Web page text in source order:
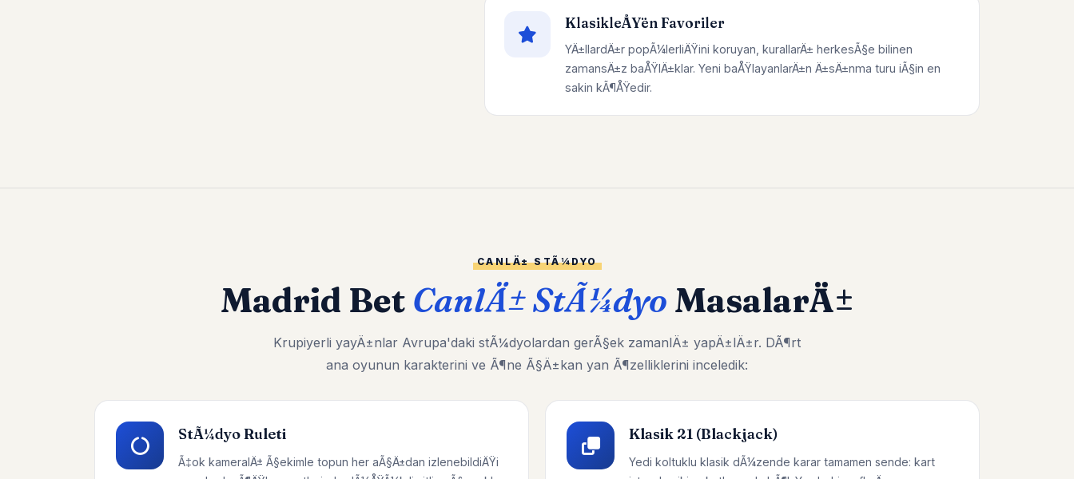
KlasikleÅŸen Favoriler
YÄ±llardÄ±r popÃ¼lerliÄŸini koruyan, kurallarÄ± herkesÃ§e bilinen
zamansÄ±z baÅŸlÄ±klar. Yeni baÅŸlayanlarÄ±n Ä±sÄ±nma turu iÃ§in en
sakin kÃ¶ÅŸedir.
CANLÄ± STÃ¼DYO
Madrid Bet CanlÄ± StÃ¼dyo MasalarÄ±
Krupiyerli yayÄ±nlar Avrupa'daki stÃ¼dyolardan gerÃ§ek zamanlÄ± yapÄ±lÄ±r. DÃ¶rt
ana oyunun karakterini ve Ã¶ne Ã§Ä±kan yan Ã¶zelliklerini inceledik:
StÃ¼dyo Ruleti
Ã‡ok kameralÄ± Ã§ekimle topun her aÃ§Ä±dan izlenebildiÄŸi
Klasik 21 (Blackjack)
Yedi koltuklu klasik dÃ¼zende karar tamamen sende: kart